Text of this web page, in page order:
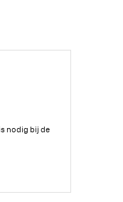
nodig bij de